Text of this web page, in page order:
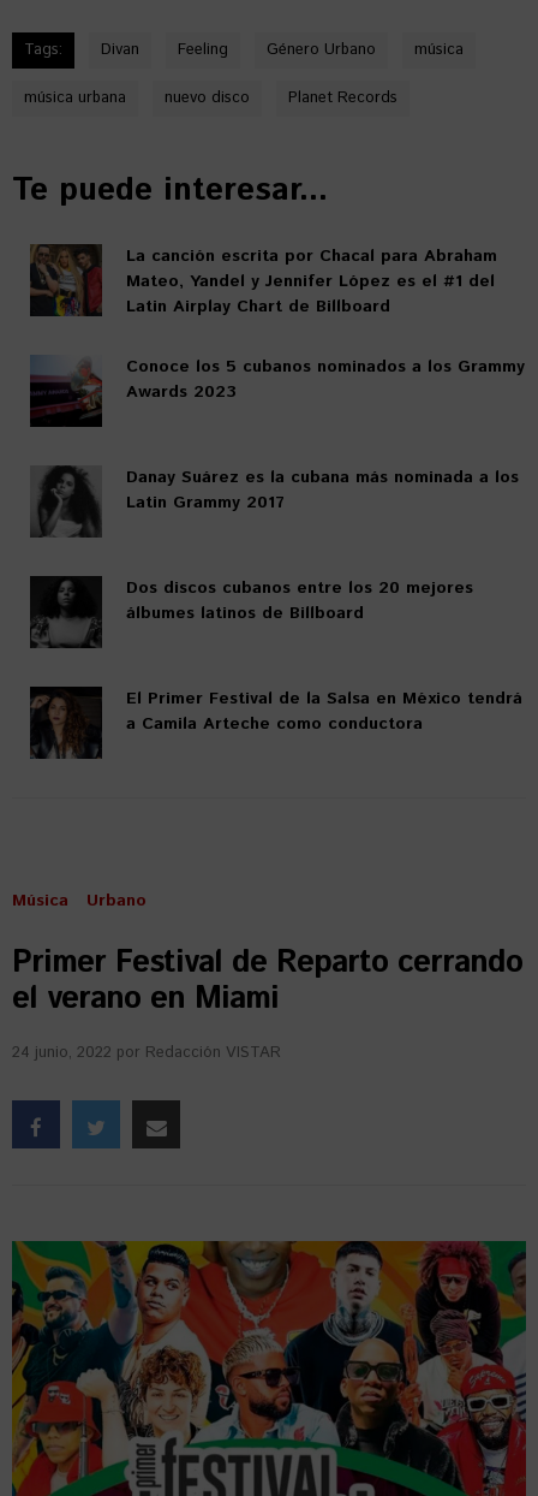
Tags: Divan Feeling Género Urbano música
música urbana nuevo disco Planet Records
Te puede interesar...
La canción escrita por Chacal para Abraham
Mateo, Yandel y Jennifer López es el #1 del
Latin Airplay Chart de Billboard
Conoce los 5 cubanos nominados a los Grammy
Awards 2023
Danay Suárez es la cubana más nominada a los
Latin Grammy 2017
Dos discos cubanos entre los 20 mejores
álbumes latinos de Billboard
El Primer Festival de la Salsa en México tendrá
a Camila Arteche como conductora
Música Urbano
Primer Festival de Reparto cerrando
el verano en Miami
24 junio, 2022 por Redacción VISTAR